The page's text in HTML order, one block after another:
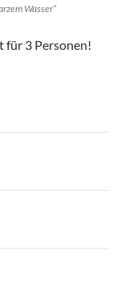
Wasser“
für 3 Personen!